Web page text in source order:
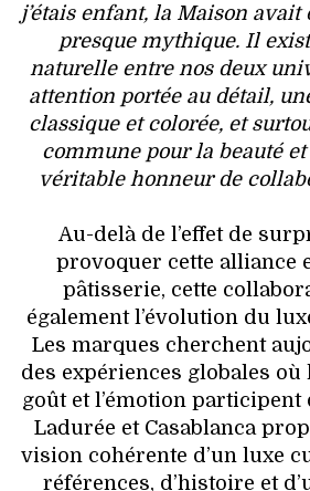
j’étais enfant, la Maison avait
presque mythique. Il
naturelle entre nos deux
attention portée au détail,
classique et colorée, et
commune pour la beauté et
véritable honneur de
Au-delà de l’effet de
provoquer cette alliance
pâtisserie, cette
également l’évolution du
Les marques cherchent
des expériences globales où
goût et l’émotion participent
Ladurée et Casablanca
vision cohérente d’un luxe
références, d’histoire et